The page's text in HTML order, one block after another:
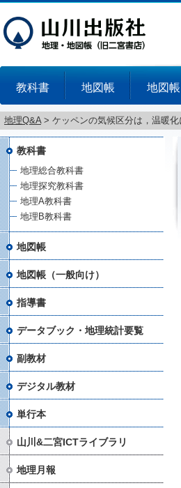
教科書 地図帳 地図帳
地理Q&A> ケッペンの気候区分は，温暖
教科書
地理総合教科書
地理探究教科書
地理A教科書
地理B教科書
地図帳
地図帳（一般向け）
指導書
データブック・地理統計要覧
副教材
デジタル教材
単行本
山川&二宮ICTライブラリ
地理月報